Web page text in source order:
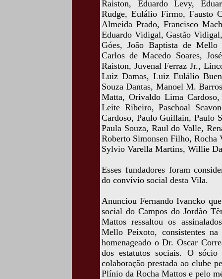
Raiston, Eduardo Levy,
Rudge, Eulálio Firmo, Fausto
Almeida Prado, Francisco
Eduardo Vidigal, Gastão
Góes, João Baptista de
Carlos de Macedo Soares,
Raiston, Juvenal Ferraz Jr.,
Luiz Damas, Luiz Eulálio
Souza Dantas, Manoel M.
Matta, Orivaldo Lima
Leite Ribeiro, Paschoal
Cardoso, Paulo Guillain, Paulo
Paula Souza, Raul do Valle,
Roberto Simonsen Filho,
Sylvio Varella Martins, Willie
Esses fundadores foram
do convívio social desta Vila.
Anunciou Fernando Ivancko
social do Campos do Jordão
Mattos ressaltou os
Mello Peixoto, consistentes
homenageado o Dr. Oscar
dos estatutos sociais. O
colaboração prestada ao clube
Plínio da Rocha Mattos e pelo